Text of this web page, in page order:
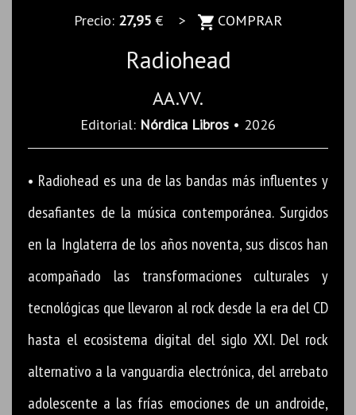
Precio: 27,95 € > COMPRAR
Radiohead
AA.VV.
Editorial: Nórdica Libros • 2026
• Radiohead es una de las bandas más influentes y
desafiantes de la música contemporánea. Surgidos
en la Inglaterra de los años noventa, sus discos han
acompañado las transformaciones culturales y
tecnológicas que llevaron al rock desde la era del CD
hasta el ecosistema digital del siglo XXI. Del rock
alternativo a la vanguardia electrónica, del arrebato
adolescente a las frías emociones de un androide,